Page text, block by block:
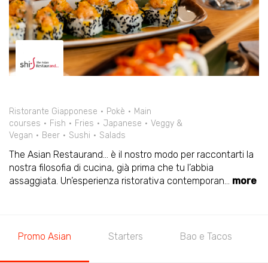
Ristorante Giapponese Pokè
Main
courses
Fish Fries Japanese
Veggy &
Vegan
Beer Sushi Salads
The Asian Restaurand… è il nostro modo per raccontarti la
nostra filosofia di cucina, già prima che tu l’abbia
assaggiata. Un’esperienza ristorativa contemporan... more
Promo Asian Starters Bao e Tacos